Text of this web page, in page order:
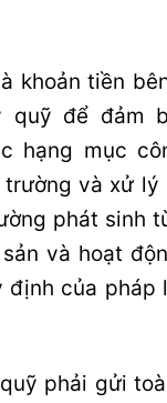
khoản tiền
quỹ để đảm
hạng mục
trường và xử lý
phát sinh
và hoạt
định của pháp
phải gửi